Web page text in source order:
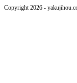
Copyright 2026 -